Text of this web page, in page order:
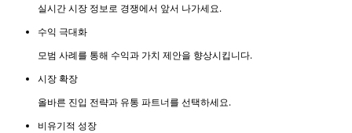
실시간 시장 정보로 경쟁에서 앞서 나가세요.
수익 극대화
모범 사례를 통해 수익과 가치 제안을 향상시킵니다.
시장 확장
올바른 진입 전략과 유통 파트너를 선택하세요.
비유기적 성장